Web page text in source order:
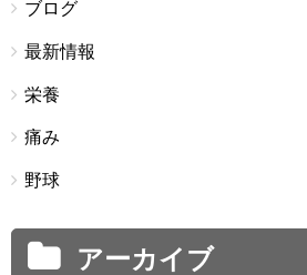
ブログ
最新情報
栄養
痛み
野球
アーカイブ